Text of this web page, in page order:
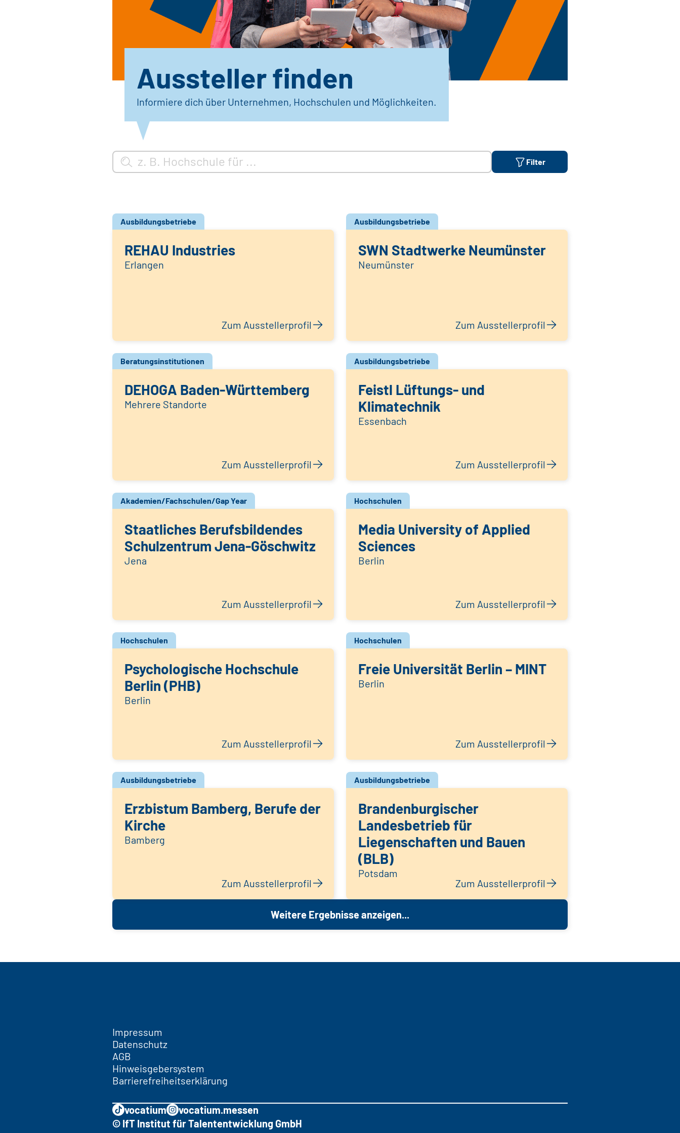
Aussteller finden
Informiere dich über Unternehmen, Hochschulen und Möglichkeiten.
Filter
Ausbildungsbetriebe
REHAU Industries
Erlangen
Zum Ausstellerprofil
Ausbildungsbetriebe
SWN Stadtwerke Neumünster
Neumünster
Zum Ausstellerprofil
Beratungsinstitutionen
DEHOGA Baden-Württemberg
Mehrere Standorte
Zum Ausstellerprofil
Ausbildungsbetriebe
Feistl Lüftungs- und
Klimatechnik
Essenbach
Zum Ausstellerprofil
Akademien/Fachschulen/Gap Year
Staatliches Berufsbildendes
Schulzentrum Jena-Göschwitz
Jena
Zum Ausstellerprofil
Hochschulen
Media University of Applied
Sciences
Berlin
Zum Ausstellerprofil
Hochschulen
Psychologische Hochschule
Berlin (PHB)
Berlin
Zum Ausstellerprofil
Hochschulen
Freie Universität Berlin – MINT
Berlin
Zum Ausstellerprofil
Ausbildungsbetriebe
Erzbistum Bamberg, Berufe der
Kirche
Bamberg
Zum Ausstellerprofil
Ausbildungsbetriebe
Brandenburgischer
Landesbetrieb für
Liegenschaften und Bauen
(BLB)
Potsdam
Zum Ausstellerprofil
Weitere Ergebnisse anzeigen...
Impressum
Datenschutz
AGB
Hinweisgebersystem
Barrierefreiheitserklärung
vocatium
vocatium.messen
© IfT Institut für Talententwicklung GmbH